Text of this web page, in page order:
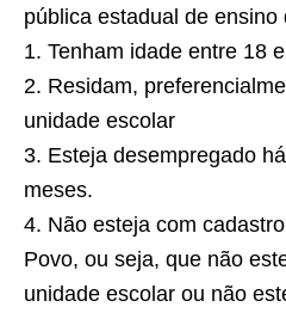
pública estadual de ensino
1. Tenham idade entre 18
2. Residam,
unidade escolar
3. Esteja desempregado
meses.
4. Não esteja com
Povo, ou seja, que não
unidade escolar ou não